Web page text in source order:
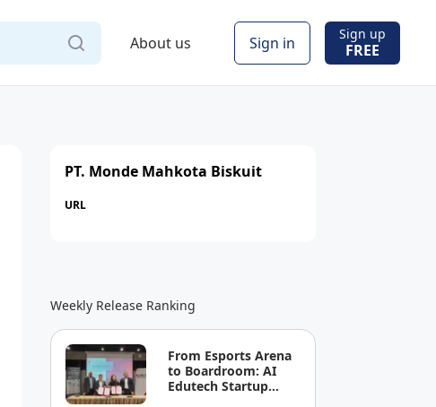
About us Sign in Sign up
FREE
PT. Monde Mahkota Biskuit
URL
Weekly Release Ranking
From Esports Arena
to Boardroom: AI
Edutech Startup